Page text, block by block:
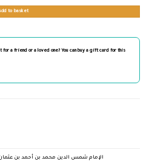
to basket
a friend or a loved one? You can buy a gift card for this
الإمام شمس الدين محمد بن أحمد بن